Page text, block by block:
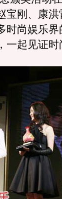
宝刚、康
时尚娱乐
一起见证